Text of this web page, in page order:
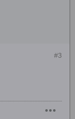
#3